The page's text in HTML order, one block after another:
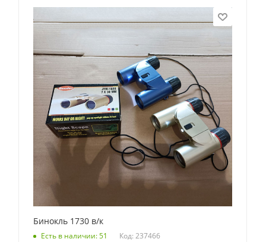
Бинокль 1730 в/к
Есть в наличии: 51 Код: 237466